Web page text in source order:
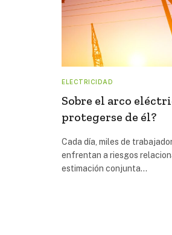
ELECTRICIDAD
Sobre el arco
protegerse de él?
Cada día, miles de
enfrentan a riesgos
estimación conjunta…